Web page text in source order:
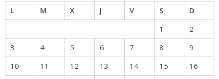
L
M X J V S
D
1
2
3
4 5 6 7 8
9
10
11 12 13 14 15
16